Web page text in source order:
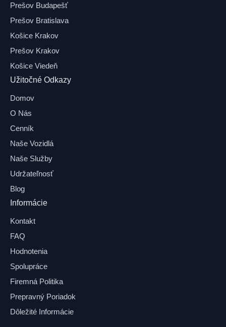
Prešov Budapešť
Prešov Bratislava
Košice Krakov
Prešov Krakov
Košice Viedeň
Užitočné Odkazy
Domov
O Nás
Cenník
Naše Vozidlá
Naše Služby
Udržateľnosť
Blog
Informácie
Kontakt
FAQ
Hodnotenia
Spolupráce
Firemná Politika
Prepravný Poriadok
Dôležité Informácie